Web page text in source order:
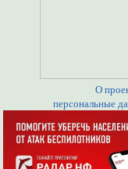
О
персональные